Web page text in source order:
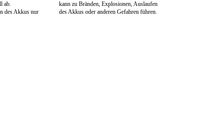
ab.
des Akkus nur
kann zu Bränden, Explosionen, Auslaufen
des Akkus oder anderen Gefahren führen.